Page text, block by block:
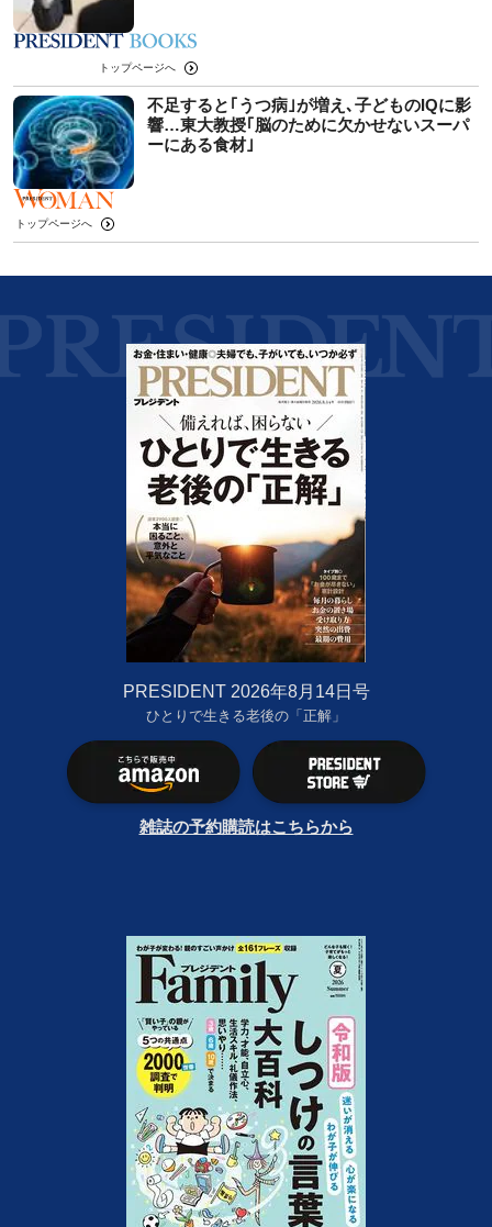
トップページへ
不足すると｢うつ病｣が増え､子どものIQに影
響…東大教授｢脳のために欠かせないスーパ
ーにある食材｣
トップページへ
PRESIDENT 2026年8月14日号
ひとりで生きる老後の「正解」
雑誌の予約購読はこちらから